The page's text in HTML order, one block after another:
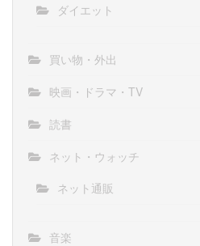
ダイエット
買い物・外出
映画・ドラマ・TV
読書
ネット・ウォッチ
ネット通販
音楽